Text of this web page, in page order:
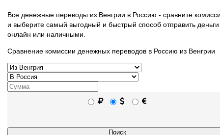
Все денежные переводы из Венгрии в Россию - сравните
и выберите самый выгодный и быстрый способ отправить деньги
онлайн или наличными.
Сравнение комиссии денежных переводов в Россию из Венгрии